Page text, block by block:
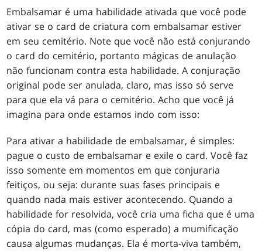
Embalsamar é uma habilidade ativada que você pode
ativar se o card de criatura com embalsamar estiver
em seu cemitério. Note que você não está conjurando
o card do cemitério, portanto mágicas de anulação
não funcionam contra esta habilidade. A conjuração
original pode ser anulada, claro, mas isso só serve
para que ela vá para o cemitério. Acho que você já
imagina para onde estamos indo com isso:
Para ativar a habilidade de embalsamar, é simples:
pague o custo de embalsamar e exile o card. Você faz
isso somente em momentos em que conjuraria
feitiços, ou seja: durante suas fases principais e
quando nada mais estiver acontecendo. Quando a
habilidade for resolvida, você cria uma ficha que é uma
cópia do card, mas (como esperado) a mumificação
causa algumas mudanças. Ela é morta-viva também,